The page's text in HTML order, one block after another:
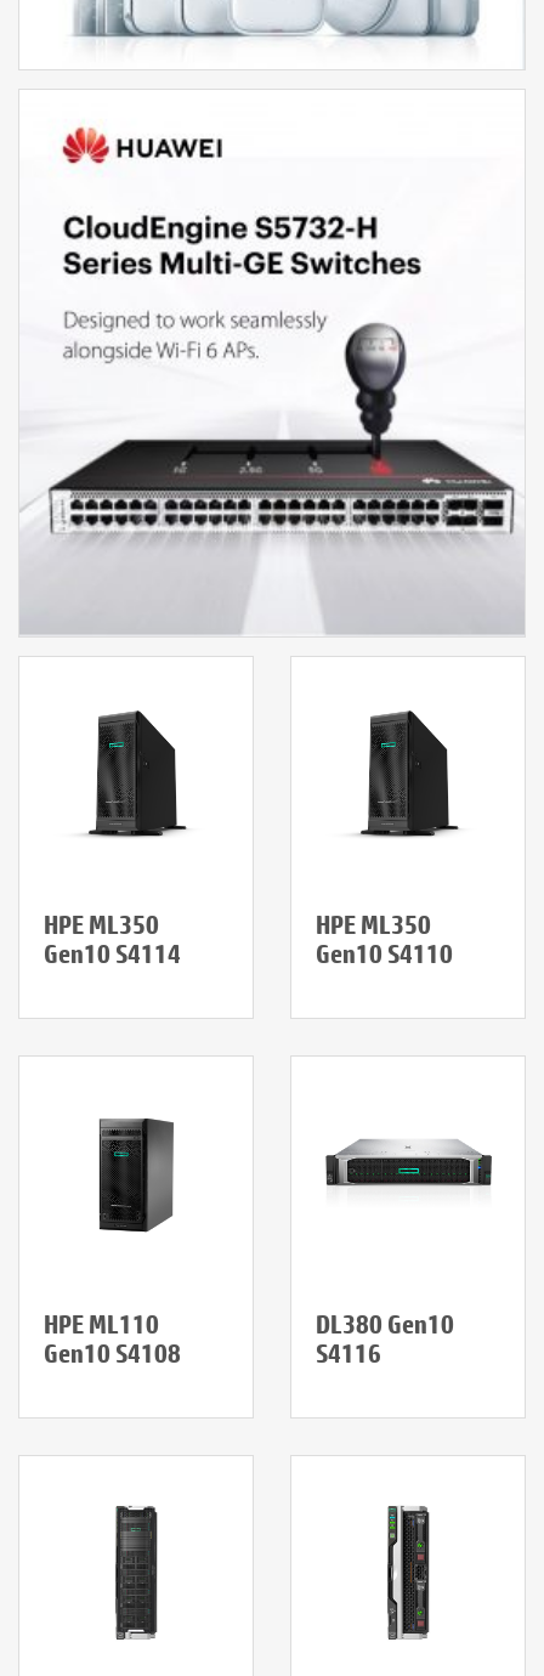
HPE ML350
Gen10 S4114
HPE ML350
Gen10 S4110
HPE ML110
Gen10 S4108
DL380 Gen10
S4116